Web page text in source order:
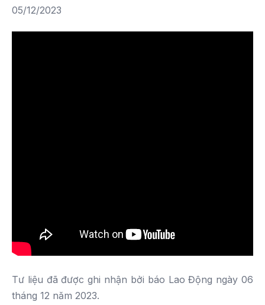
05/12/2023
Tư liệu đã được ghi nhận bởi báo Lao Động ngày 06
tháng 12 năm 2023.